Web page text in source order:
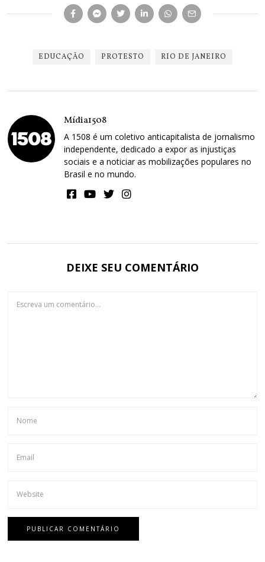
EDUCAÇÃO PROTESTO RIO DE JANEIRO
Mídia1508
A 1508 é um coletivo anticapitalista de jornalismo
independente, dedicado a expor as injustiças
sociais e a noticiar as mobilizações populares no
Brasil e no mundo.
DEIXE SEU COMENTÁRIO